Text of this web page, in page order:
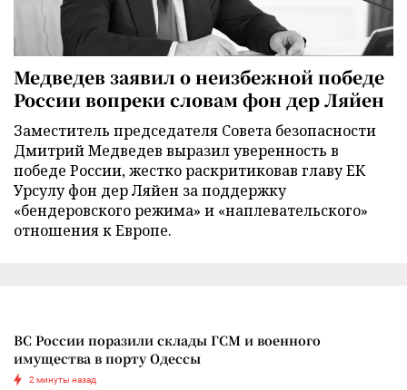
Медведев заявил о неизбежной победе
России вопреки словам фон дер Ляйен
Заместитель председателя Совета безопасности
Дмитрий Медведев выразил уверенность в
победе России, жестко раскритиковав главу ЕК
Урсулу фон дер Ляйен за поддержку
«бендеровского режима» и «наплевательского»
отношения к Европе.
ВС России поразили склады ГСМ и военного
имущества в порту Одессы
2 минуты назад